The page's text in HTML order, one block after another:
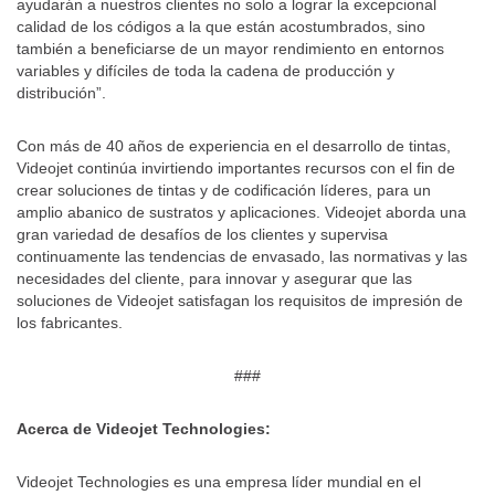
ayudarán a nuestros clientes no solo a lograr la excepcional
calidad de los códigos a la que están acostumbrados, sino
también a beneficiarse de un mayor rendimiento en entornos
variables y difíciles de toda la cadena de producción y
distribución”.
Con más de 40 años de experiencia en el desarrollo de tintas,
Videojet continúa invirtiendo importantes recursos con el fin de
crear soluciones de tintas y de codificación líderes, para un
amplio abanico de sustratos y aplicaciones. Videojet aborda una
gran variedad de desafíos de los clientes y supervisa
continuamente las tendencias de envasado, las normativas y las
necesidades del cliente, para innovar y asegurar que las
soluciones de Videojet satisfagan los requisitos de impresión de
los fabricantes.
###
Acerca de Videojet Technologies:
Videojet Technologies es una empresa líder mundial en el